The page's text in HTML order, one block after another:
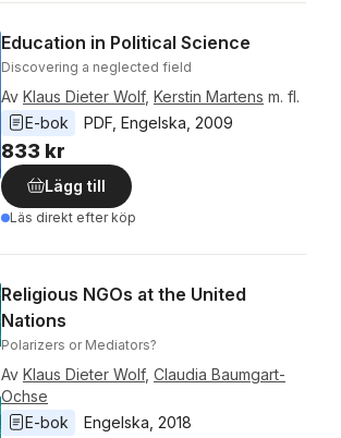
Education in Political Science
Discovering a neglected field
Av Klaus Dieter Wolf, Kerstin Martens m. fl.
E-bok
PDF Engelska 2009
833 kr
Lägg till
Läs direkt efter köp
Religious NGOs at the United
Nations
Polarizers or Mediators?
Av Klaus Dieter Wolf, Claudia Baumgart-
Ochse
E-bok
Engelska 2018